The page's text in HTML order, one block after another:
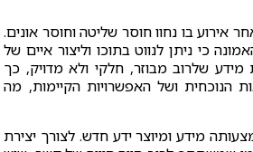
בו נחוו חוסר שליטה וחוסר אונים.
כי ניתן לנווט בתוכו וליצור איים של
שלרוב מבוזר, חלקי ולא מדויק, כך
הנוכחית ושל האפשרויות הקיימות, מה
מידע ומיוצר ידע חדש. לצורך יצירת